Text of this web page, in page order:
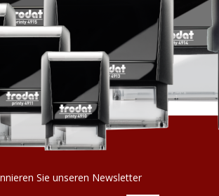
Sie unseren Newsletter